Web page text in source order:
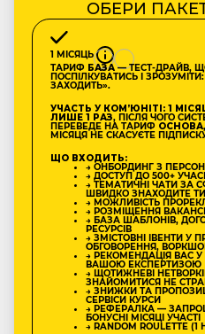
ОБЕРИ
1 МІСЯЦЬ
ТАРИФ БАЗА— ТЕСТ-ДРАЙВ,
ПОСПІЛКУВАТИСЬ І
ЗАХОДИТЬ».
УЧАСТЬ У КОМʼЮНІТІ: 1
ЛИШЕ 1 РАЗ, ПІСЛЯ ЧОГО
ПЕРЕВЕДЕ НА ТАРИФ ОСНОВА
МІСЯЦЯ НЕ СКАСУЄТЕ
ЩО ВХОДИТЬ:
→ ОНБОРДИНГ З
→ ДОСТУП ДО 500+
→ ТЕМАТИЧНІ ЧАТИ ЗА
ШВИДКО ЗНАХОДИТЕ
→ МОЖЛИВІСТЬ
→ РОЗМІЩЕННЯ
→ БАЗА ШАБЛОНІВ,
РЕСУРСІВ
→ ЗМІСТОВНІ ІВЕНТИ У
ОБГОВОРЕННЯ,
→ РЕКОМЕНДАЦІЯ ВАС
ВАШОЮ ЕКСПЕРТИЗОЮ
→ ЩОТИЖНЕВІ
ЗНАЙОМИТИСЯ НЕ
→ ЗНИЖКИ ТА
СЕРВІСИ КУРСИ
→ РЕФЕРАЛКА —
БОНУСНІ МІСЯЦІ УЧАСТІ
→ RANDOM ROULETTE